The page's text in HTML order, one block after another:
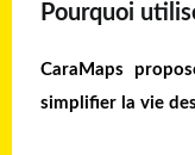
Pourquoi
CaraMaps
simplifier la vie